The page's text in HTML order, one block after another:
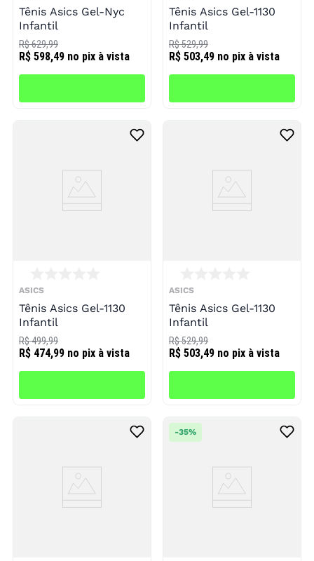
Tênis Asics Gel-Nyc
Infantil
R$ 598,49 no pix à vista
R$ 629,99
Tênis Asics Gel-1130
Infantil
R$ 503,49 no pix à vista
R$ 529,99
ASICS
Tênis Asics Gel-1130
Infantil
R$ 474,99 no pix à vista
R$ 499,99
ASICS
Tênis Asics Gel-1130
Infantil
R$ 503,49 no pix à vista
R$ 529,99
-35%